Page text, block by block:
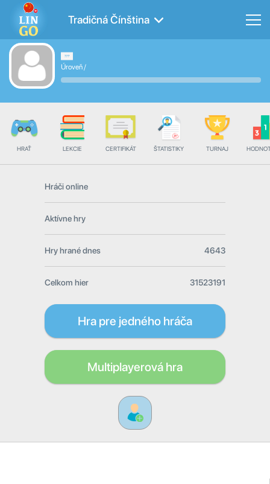
Tradičná Čínština
Úroveň/
HRAŤ LEKCIE CERTIFIKÁT ŠTATISTIKY TURNAJ
Hráči online
Aktívne hry
Hry hrané dnes 4643
Celkom hier 31523191
Hra pre jedného hráča
Multiplayerová hra